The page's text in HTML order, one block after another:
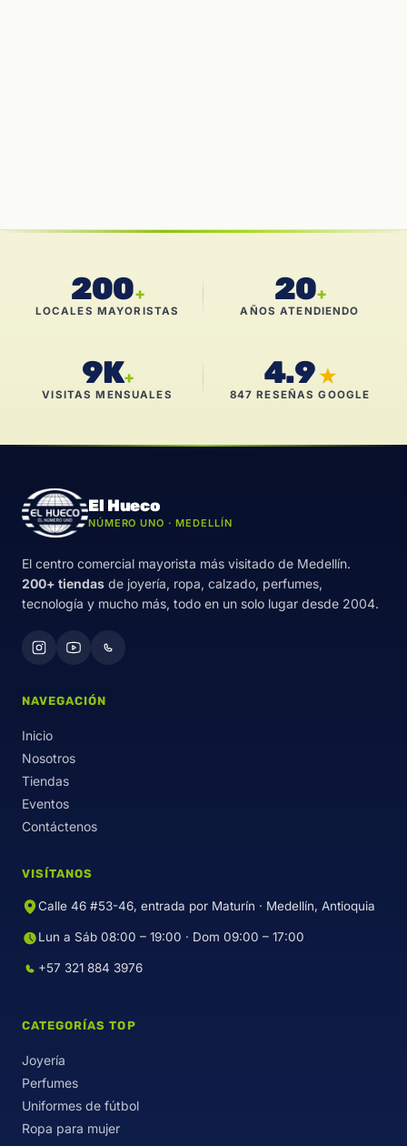
200+
LOCALES MAYORISTAS
20+
AÑOS ATENDIENDO
9K+
VISITAS MENSUALES
4.9 ★
847 RESEÑAS GOOGLE
El Hueco
NÚMERO UNO · MEDELLÍN
El centro comercial mayorista más visitado de Medellín.
200+ tiendas de joyería, ropa, calzado, perfumes,
tecnología y mucho más, todo en un solo lugar desde 2004.
NAVEGACIÓN
Inicio
Nosotros
Tiendas
Eventos
Contáctenos
VISÍTANOS
Calle 46 #53-46, entrada por Maturín · Medellín, Antioquia
Lun a Sáb 08:00 – 19:00 · Dom 09:00 – 17:00
+57 321 884 3976
CATEGORÍAS TOP
Joyería
Perfumes
Uniformes de fútbol
Ropa para mujer